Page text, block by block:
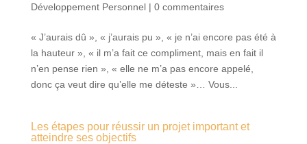
Développement Personnel| 0 commentaires
« J’aurais dû », « j’aurais pu », « je n’ai encore pas été à
la hauteur », « il m’a fait ce compliment, mais en fait il
n’en pense rien », « elle ne m’a pas encore appelé,
donc ça veut dire qu’elle me déteste »… Vous...
Les étapes pour réussir un projet important et
atteindre ses objectifs